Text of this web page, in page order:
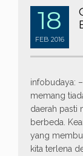
18
FEB 2016
infobudaya:
memang
daerah pasti
berbeda.
yang
kita terlena